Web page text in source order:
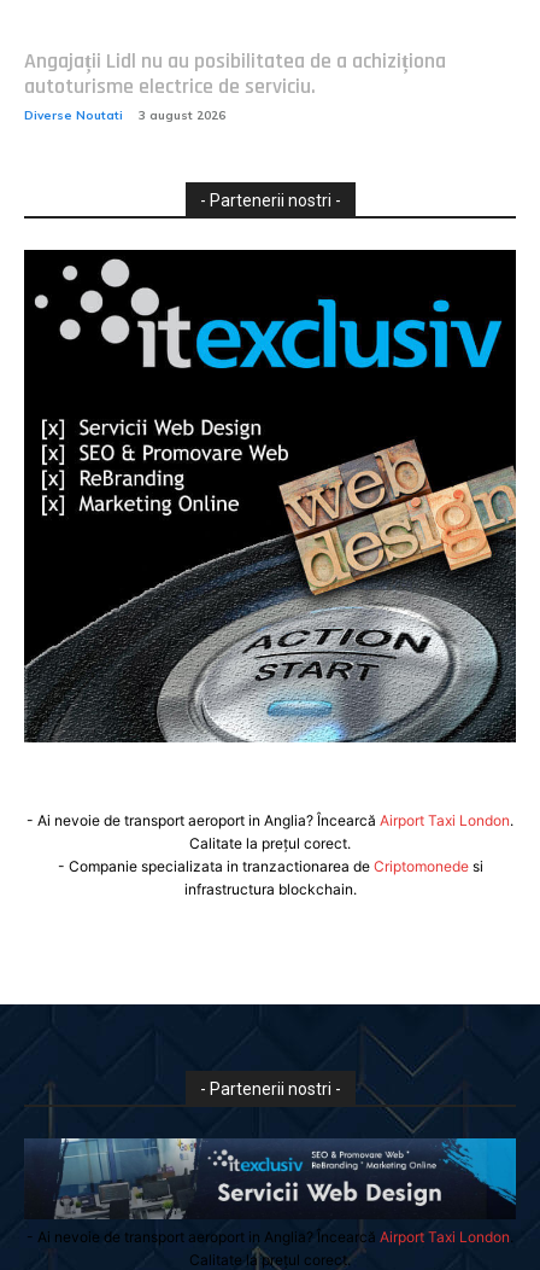
Angajații Lidl nu au posibilitatea de a achiziționa
autoturisme electrice de serviciu.
Diverse Noutati 3 august 2026
- Partenerii nostri -
- Ai nevoie de transport aeroport in Anglia? Încearcă Airport Taxi London.
Calitate la prețul corect.
- Companie specializata in tranzactionarea de Criptomonedesi
infrastructura blockchain.
- Partenerii nostri -
- Ai nevoie de transport aeroport in Anglia? Încearcă Airport Taxi London
Calitate la prețul corect.